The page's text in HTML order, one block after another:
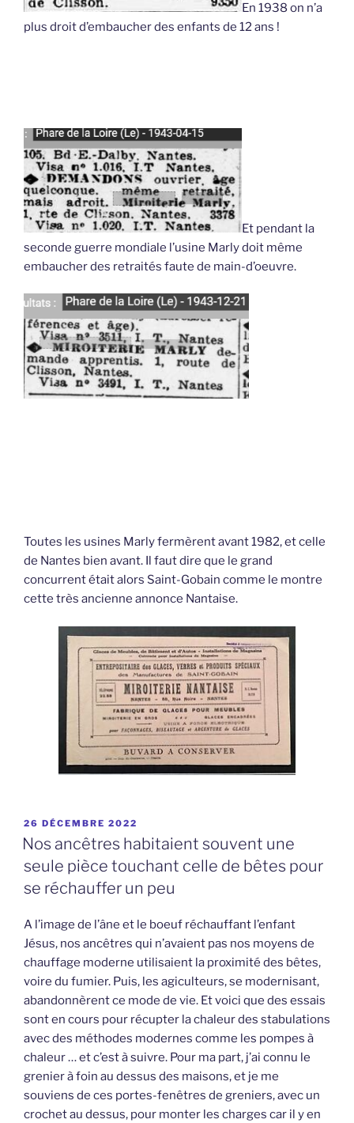
En 1938 on n’a
plus droit d’embaucher des enfants de 12 ans !
Et pendant la
seconde guerre mondiale l’usine Marly doit même
embaucher des retraités faute de main-d’oeuvre.
Toutes les usines Marly fermèrent avant 1982, et celle
de Nantes bien avant. Il faut dire que le grand
concurrent était alors Saint-Gobain comme le montre
cette très ancienne annonce Nantaise.
PUBLIÉ
LE
26 DÉCEMBRE 2022
Nos ancêtres habitaient souvent une
seule pièce touchant celle de bêtes pour
se réchauffer un peu
A l’image de l’âne et le boeuf réchauffant l’enfant
Jésus, nos ancêtres qui n’avaient pas nos moyens de
chauffage moderne utilisaient la proximité des bêtes,
voire du fumier. Puis, les agiculteurs, se modernisant,
abandonnèrent ce mode de vie. Et voici que des essais
sont en cours pour récupter la chaleur des stabulations
avec des méthodes modernes comme les pompes à
chaleur … et c’est à suivre. Pour ma part, j’ai connu le
grenier à foin au dessus des maisons, et je me
souviens de ces portes-fenêtres de greniers, avec un
crochet au dessus, pour monter les charges car il y en